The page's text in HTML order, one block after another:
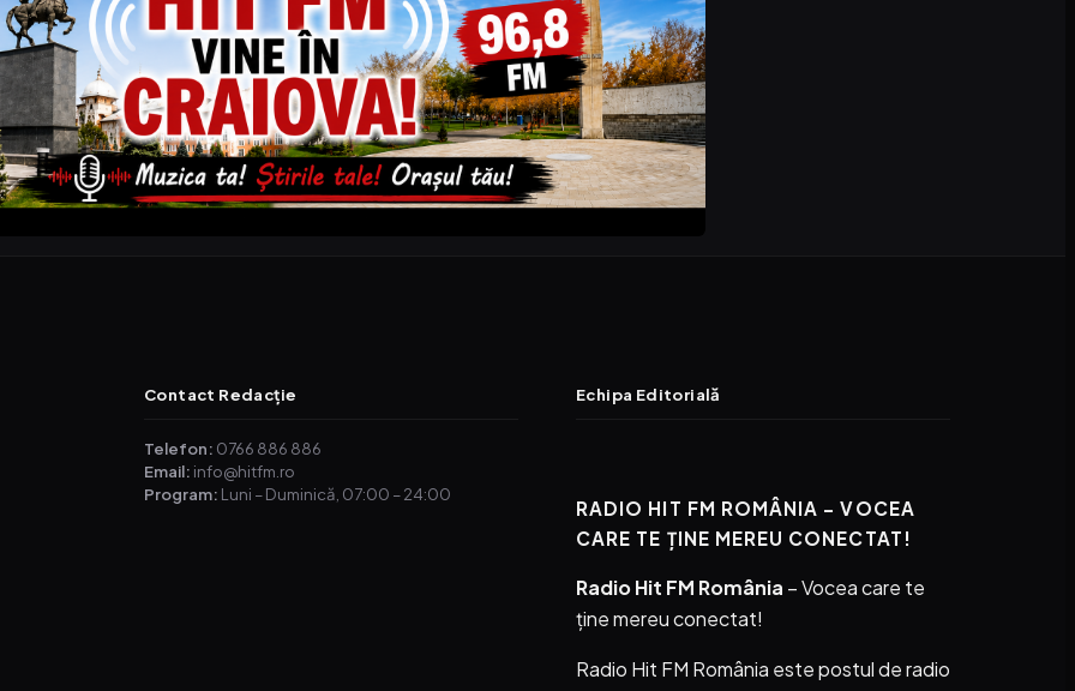
Contact Redacție
Telefon: 0766 886 886
Email: info@hitfm.ro
Program: Luni – Duminică, 07:00 – 24:00
Echipa Editorială
RADIO HIT FM ROMÂNIA – VOCEA
CARE TE ȚINE MEREU CONECTAT!
Radio Hit FM România – Vocea care te
ține mereu conectat!
Radio Hit FM România este postul de radio